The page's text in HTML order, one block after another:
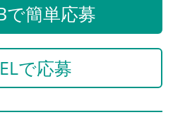
簡単応募
で応募